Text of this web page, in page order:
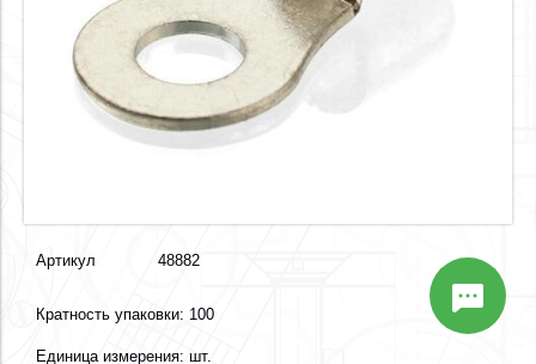
Артикул 48882
Кратность упаковки: 100
Единица измерения: шт.